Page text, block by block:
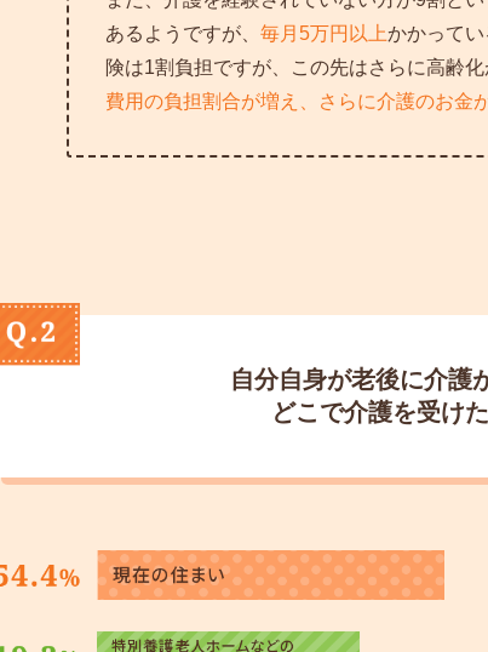
あるようですが、 毎月5万円以上かかって
険は1割負担ですが、この先はさらに高齢化
費用の負担割合が増え、さらに介護のお金
自分自身が老後に介護
どこで介護を受け